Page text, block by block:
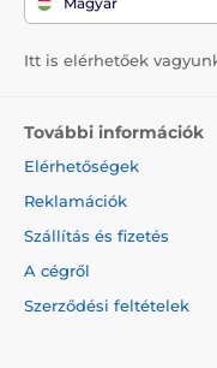
Itt is elérhetőek
További információk
Elérhetőségek
Reklamációk
Szállítás és fizetés
A cégről
Szerződési feltételek